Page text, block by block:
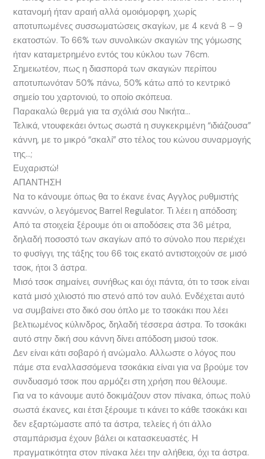
κατανομή ήταν αραιή αλλά ομοιόμορφη, χωρίς
αποτυπωμένες συσσωματώσεις σκαγίων, με 4 κενά 8 – 9
εκατοστών. Το 66% των συνολικών σκαγιών της γόμωσης
ήταν καταμετρημένο εντός του κύκλου των 76cm.
Σημειωτέον, πως η διασπορά των σκαγιών περίπου
αποτυπωνόταν 50% πάνω, 50% κάτω από το κεντρικό
σημείο του χαρτονιού, το οποίο σκόπευα.
Παρακαλώ θερμά για τα σχόλιά σου Νικήτα…
Τελικά, ντουφεκάει όντως σωστά η συγκεκριμένη “ιδιάζουσα”
κάννη, με το μικρό “σκαλί” στο τέλος του κώνου συναρμογής
της…;
Ευχαριστώ!
ΑΠΑΝΤΗΣΗ
Να το κάνουμε όπως θα το έκανε ένας Αγγλος ρυθμιστής
καννών, ο λεγόμενος Barrel Regulator. Τι λέει η απόδοση;
Από τα στοιχεία ξέρουμε ότι οι αποδόσεις στα 36 μέτρα,
δηλαδή ποσοστό των σκαγίων από το σύνολο που περιέχει
το φυσίγγι, της τάξης του 66 τοις εκατό αντιστοιχούν σε μισό
τσοκ, ήτοι 3 άστρα.
Μισό τσοκ σημαίνει, συνήθως και όχι πάντα, ότι το τσοκ είναι
κατά μισό χιλιοστό πιο στενό από τον αυλό. Ενδέχεται αυτό
να συμβαίνει στο δικό σου όπλο με το τσοκάκι που λέει
βελτιωμένος κύλινδρος, δηλαδή τέσσερα άστρα. Το τσοκάκι
αυτό στην δική σου κάννη δίνει απόδοση μισού τσοκ.
Δεν είναι κάτι σοβαρό ή ανώμαλο. Αλλωστε ο λόγος που
πάμε στα εναλλασσόμενα τσοκάκια είναι για να βρούμε τον
συνδυασμό τσοκ που αρμόζει στη χρήση που θέλουμε.
Για να το κάνουμε αυτό δοκιμάζουν στον πίνακα, όπως πολύ
σωστά έκανες, και έτσι ξέρουμε τι κάνει το κάθε τσοκάκι και
δεν εξαρτώμαστε από τα άστρα, τελείες ή ότι άλλο
σταμπάρισμα έχουν βάλει οι κατασκευαστές. Η
πραγματικότητα στον πίνακα λέει την αλήθεια, όχι τα άστρα.